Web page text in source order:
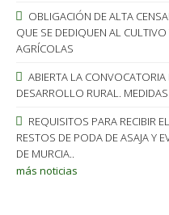
OBLIGACIÓN DE ALTA
QUE SE DEDIQUEN AL
AGRÍCOLAS
ABIERTA LA
DESARROLLO RURAL.
REQUISITOS PARA RECIBIR
RESTOS DE PODA DE ASAJA Y
DE MURCIA..
más noticias